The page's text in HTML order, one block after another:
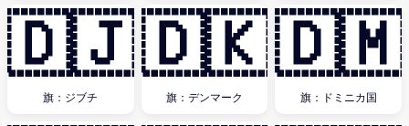
🇩🇯
旗：ジブチ
🇩🇰
旗：デンマーク
🇩🇲
旗：ドミニカ国